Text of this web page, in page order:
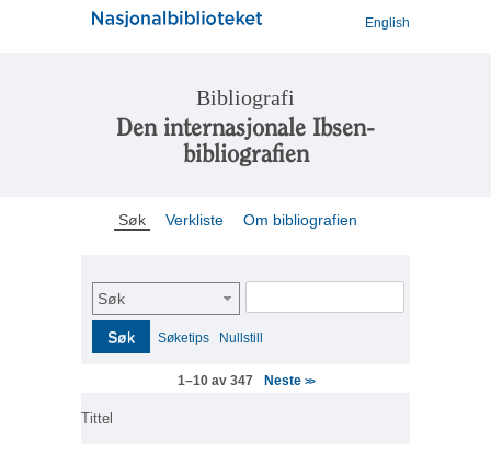
English
Bibliografi
Den internasjonale Ibsen-
bibliografien
Søk Verkliste Om bibliografien
Søk
Søk Søketips Nullstill
1–10 av 347 Neste >>
Tittel